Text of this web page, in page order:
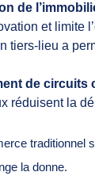
de
et limite
tiers-lieu a
de circuits
réduisent la
traditionnel
la donne.